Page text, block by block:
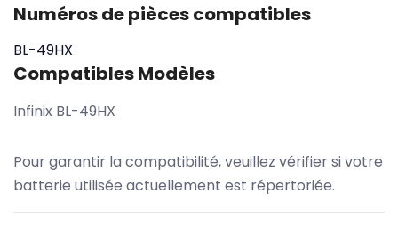
Numéros de pièces compatibles
BL-49HX
Compatibles Modèles
Infinix BL-49HX
Pour garantir la compatibilité, veuillez vérifier si votre
batterie utilisée actuellement est répertoriée.